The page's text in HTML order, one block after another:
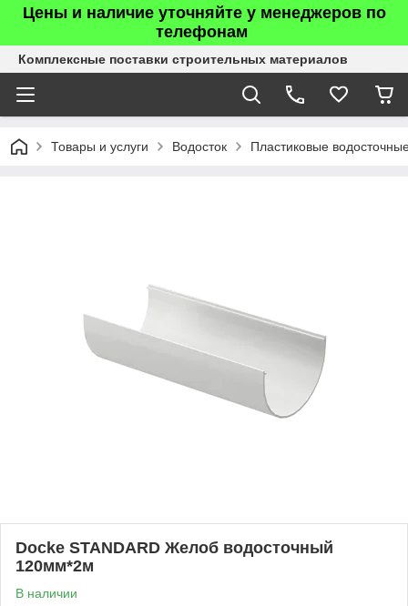
Цены и наличие уточняйте у менеджеров по
телефонам
Комплексные поставки строительных материалов
Товары и услуги Водосток Пластиковые
Dоcke STANDARD Желоб водосточный
120мм*2м
В наличии